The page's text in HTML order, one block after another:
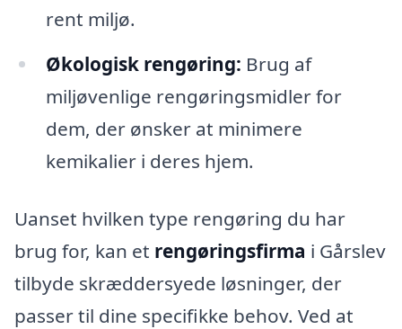
rent miljø.
Økologisk rengøring: Brug af
miljøvenlige rengøringsmidler for
dem, der ønsker at minimere
kemikalier i deres hjem.
Uanset hvilken type rengøring du har
brug for, kan et rengøringsfirma i Gårslev
tilbyde skræddersyede løsninger, der
passer til dine specifikke behov. Ved at